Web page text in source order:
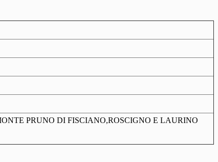
PRUNO DI FISCIANO,ROSCIGNO E LAURINO